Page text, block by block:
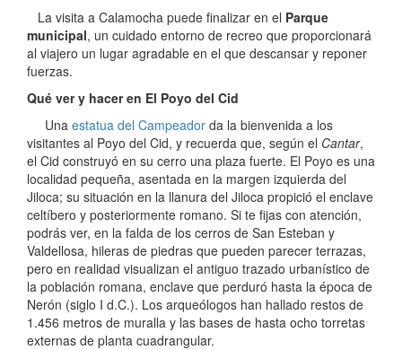
La visita a Calamocha puede finalizar en el Parque
municipal, un cuidado entorno de recreo que proporcionará
al viajero un lugar agradable en el que descansar y reponer
fuerzas.
Qué ver y hacer en El Poyo del Cid
Una estatua del Campeador da la bienvenida a los
visitantes al Poyo del Cid, y recuerda que, según el Cantar,
el Cid construyó en su cerro una plaza fuerte. El Poyo es una
localidad pequeña, asentada en la margen izquierda del
Jiloca; su situación en la llanura del Jiloca propició el enclave
celtí­bero y posteriormente romano. Si te fijas con atención,
podrás ver, en la falda de los cerros de San Esteban y
Valdellosa, hileras de piedras que pueden parecer terrazas,
pero en realidad visualizan el antiguo trazado urbaní­stico de
la población romana, enclave que perduró hasta la época de
Nerón (siglo I d.C.). Los arqueólogos han hallado restos de
1.456 metros de muralla y las bases de hasta ocho torretas
externas de planta cuadrangular.